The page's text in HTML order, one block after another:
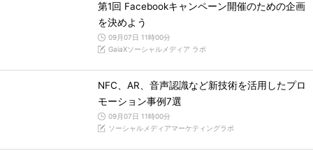
第1回 Facebookキャンペーン開催のための企画
を決めよう
09月07日 11時00分
GaiaXソーシャルメディア ラボ
NFC、AR、音声認識など新技術を活用したプロ
モーション事例7選
09月07日 11時00分
ソーシャルメディアマーケティングラボ